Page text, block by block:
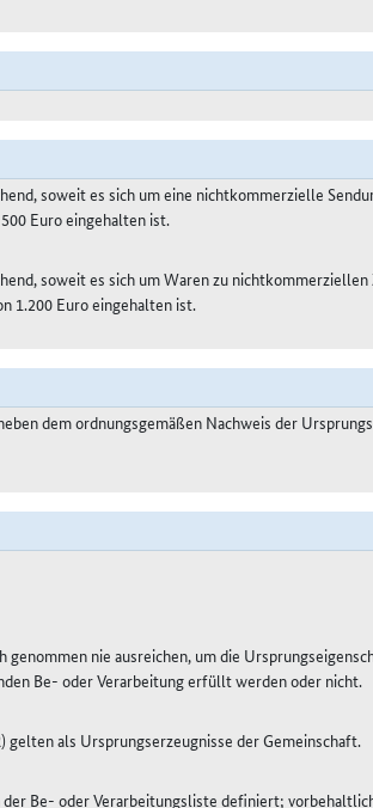
soweit es sich um eine nichtkommerzielle
Euro eingehalten ist.
soweit es sich um Waren zu
1.200 Euro eingehalten ist.
dem ordnungsgemäßen Nachweis der
nie ausreichen, um die
Be- oder Verarbeitung erfüllt werden oder nicht.
als Ursprungserzeugnisse der Gemeinschaft.
Be- oder Verarbeitungsliste definiert;